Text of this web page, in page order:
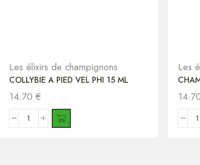
Les élixirs de champignons
COLLYBIE A PIED VEL PHI 15 ML
14.70 €
Les